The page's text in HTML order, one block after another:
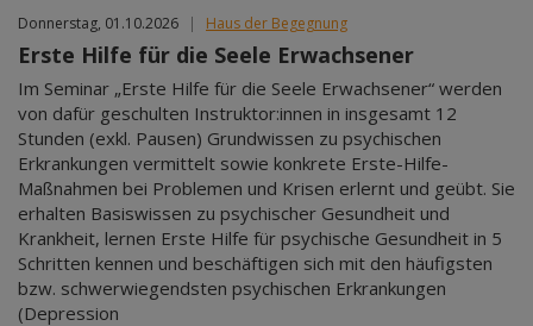
Donnerstag, 01.10.2026 | Haus der Begegnung
Erste Hilfe für die Seele Erwachsener
Im Seminar „Erste Hilfe für die Seele Erwachsener“ werden
von dafür geschulten Instruktor:innen in insgesamt 12
Stunden (exkl. Pausen) Grundwissen zu psychischen
Erkrankungen vermittelt sowie konkrete Erste-Hilfe-
Maßnahmen bei Problemen und Krisen erlernt und geübt. Sie
erhalten Basiswissen zu psychischer Gesundheit und
Krankheit, lernen Erste Hilfe für psychische Gesundheit in 5
Schritten kennen und beschäftigen sich mit den häufigsten
bzw. schwerwiegendsten psychischen Erkrankungen
(Depression